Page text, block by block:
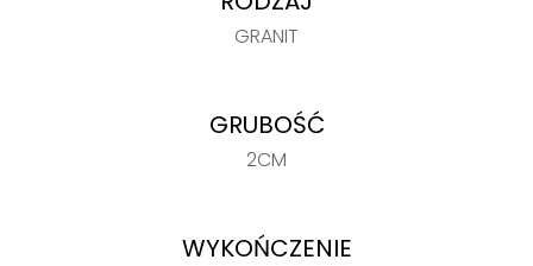
GRANIT
GRUBOŚĆ
2CM
WYKOŃCZENIE